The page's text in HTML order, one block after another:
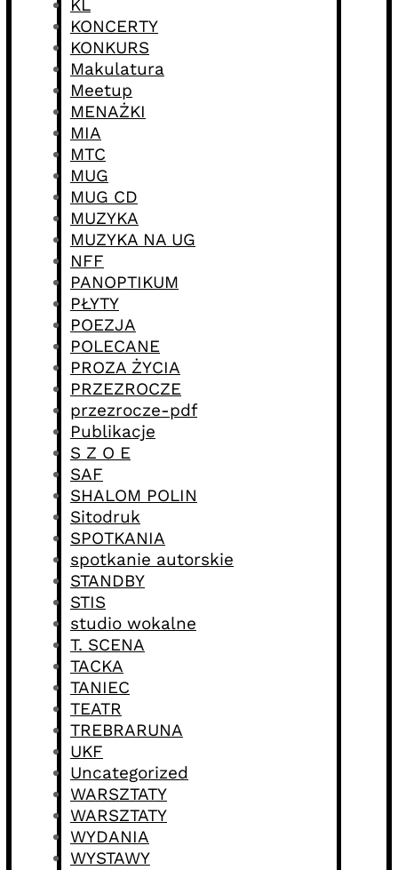
KL
KONCERTY
KONKURS
Makulatura
Meetup
MENAŻKI
MIA
MTC
MUG
MUG CD
MUZYKA
MUZYKA NA UG
NFF
PANOPTIKUM
PŁYTY
POEZJA
POLECANE
PROZA ŻYCIA
PRZEZROCZE
przezrocze-pdf
Publikacje
S Z O E
SAF
SHALOM POLIN
Sitodruk
SPOTKANIA
spotkanie autorskie
STANDBY
STIS
studio wokalne
T. SCENA
TACKA
TANIEC
TEATR
TREBRARUNA
UKF
Uncategorized
WARSZTATY
WARSZTATY
WYDANIA
WYSTAWY